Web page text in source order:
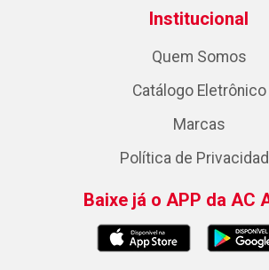
Institucional
Quem Somos
Catálogo Eletrônico
Marcas
Política de
Baixe já o APP da AC